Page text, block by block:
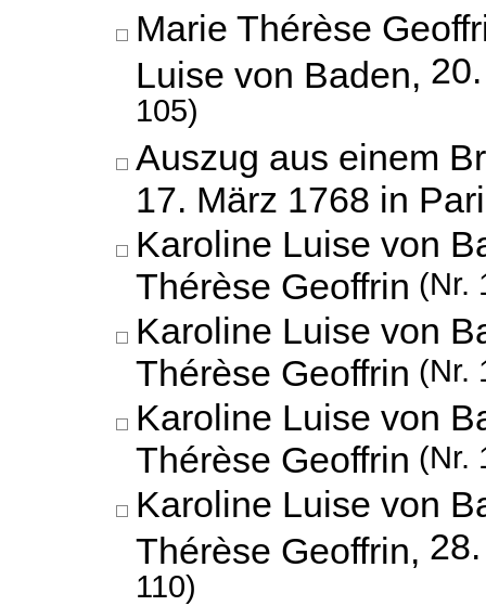
Marie Thérèse
Luise von Baden,
105)
Auszug aus einem
17. März 1768 in
Karoline Luise von
Thérèse Geoffrin (Nr.
Karoline Luise von
Thérèse Geoffrin (Nr.
Karoline Luise von
Thérèse Geoffrin (Nr.
Karoline Luise von
Thérèse Geoffrin,
110)